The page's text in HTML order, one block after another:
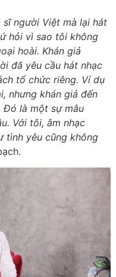
sĩ người Việt mà lại hát
hỏi vì sao tôi không
hoài. Khán giả
đã yêu cầu hát nhạc
tổ chức riêng. Ví dụ
nhưng khán giả đến
Đó là một sự mâu
Với tôi, âm nhạc
tình yêu cũng không